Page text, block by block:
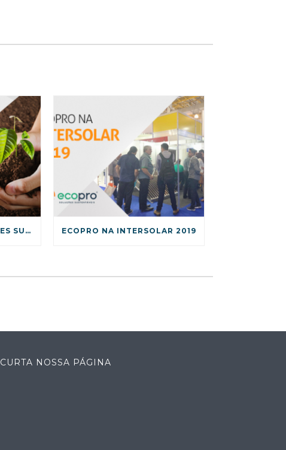
COMO INCLUIR ATITUDES SUSTENTÁVEIS NO SEU DIA A DIA? ECOPRO NA INTERSOLAR 2019
CURTA NOSSA PÁGINA